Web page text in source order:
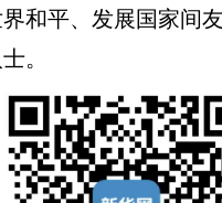
和平、发展国家间
。